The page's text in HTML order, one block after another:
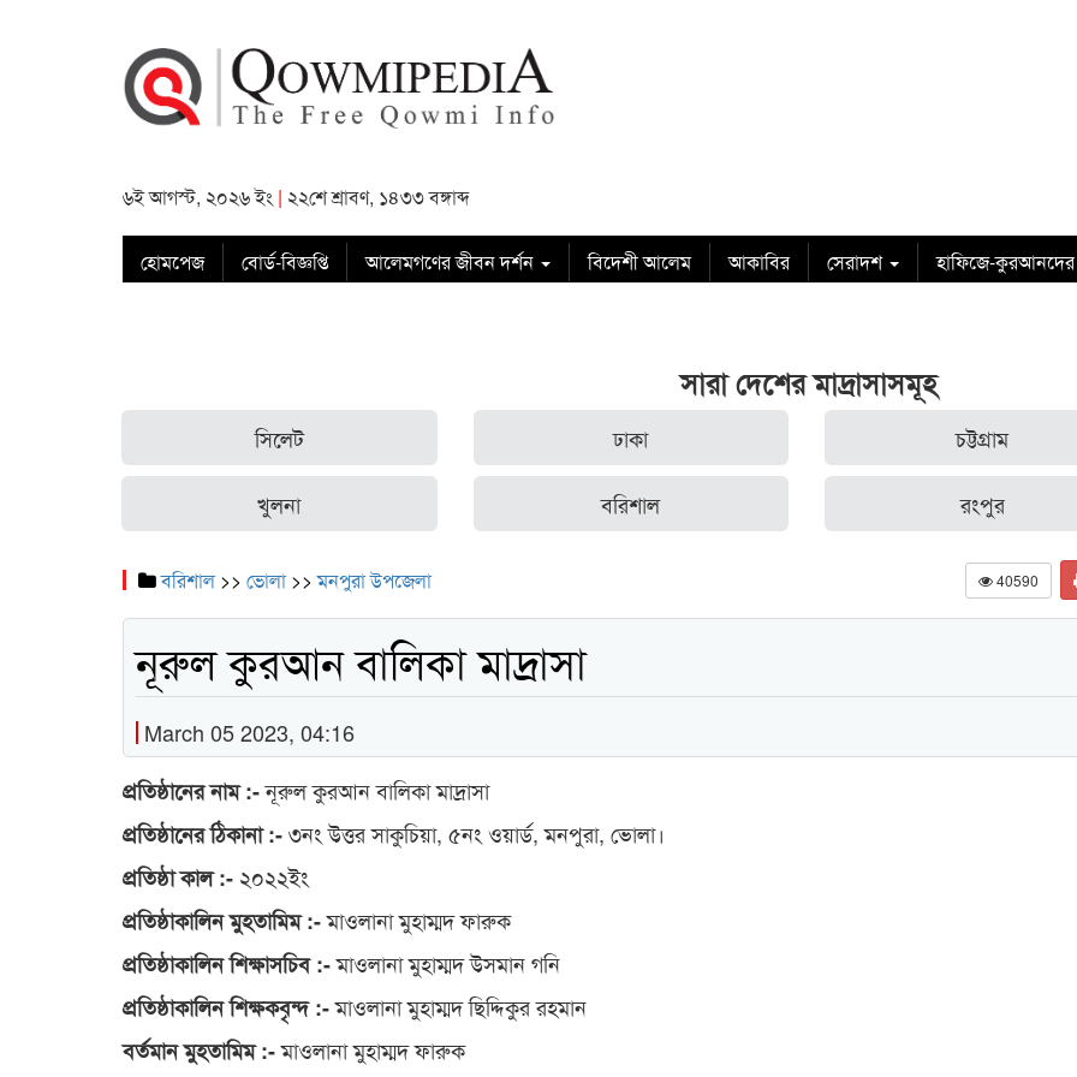
৬ই আগস্ট, ২০২৬ ইং | ২২শে শ্রাবণ, ১৪৩৩ বঙ্গাব্দ
হোমপেজ বোর্ড-বিজ্ঞপ্তি আলেমগণের জীবন দর্শন বিদেশী আলেম আকাবির সেরাদশ হাফিজে-কুরআনদের
সারা দেশের মাদ্রাসাসমূহ
সিলেট ঢাকা চট্টগ্রাম
খুলনা বরিশাল রংপুর
বরিশাল>> ভোলা>>মনপুরা উপজেলা 40590
নূরুল কুরআন বালিকা মাদ্রাসা
March 05 2023, 04:16
প্রতিষ্ঠানের নাম :-নূরুল কুরআন বালিকা মাদ্রাসা
প্রতিষ্ঠানের ঠিকানা :-৩নং উত্তর সাকুচিয়া, ৫নং ওয়ার্ড, মনপুরা, ভোলা।
প্রতিষ্ঠা কাল :- ২০২২ইং
প্রতিষ্ঠাকালিন মুহতামিম :-মাওলানা মুহাম্মদ ফারুক
প্রতিষ্ঠাকালিন শিক্ষাসচিব :-মাওলানা মুহাম্মদ উসমান গনি
প্রতিষ্ঠাকালিন শিক্ষকবৃন্দ :-মাওলানা মুহাম্মদ ছিদ্দিকুর রহমান
বর্তমান মুহতামিম :-মাওলানা মুহাম্মদ ফারুক